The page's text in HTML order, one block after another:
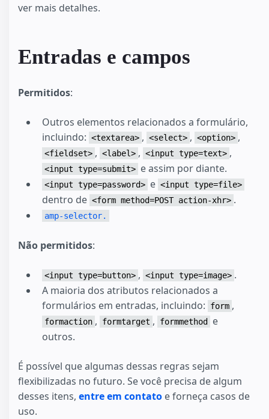
ver mais detalhes.
Entradas e campos
Permitidos:
Outros elementos relacionados a formulário,
incluindo: <textarea> , <select> , <option> ,
<fieldset> , <label> , <input type=text> ,
<input type=submit> e assim por diante.
<input type=password> e <input type=file>
dentro de <form method=POST action-xhr> .
amp-selector.
Não permitidos:
<input type=button> , <input type=image> .
A maioria dos atributos relacionados a
formulários em entradas, incluindo:
form ,
formaction , formtarget , formmethod
e
outros.
É possível que algumas dessas regras sejam
flexibilizadas no futuro. Se você precisa de algum
desses itens, entre em contato e forneça casos de
uso.